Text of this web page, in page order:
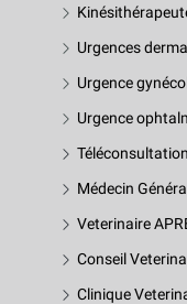
Urgences
Urgence
Urgence
Médecin
Veterinaire
Conseil
Clinique